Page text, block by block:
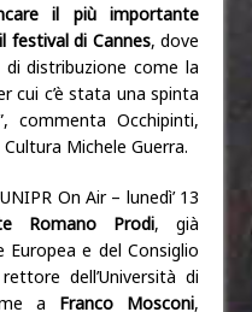
il più importante
festival di Cannes, dove
distribuzione come la
cui c’è stata una spinta
Occhipinti,
Michele Guerra.
On Air – lunedì’ 13
Romano Prodi, già
Europea e del Consiglio
dell’Università di
a Franco Mosconi,